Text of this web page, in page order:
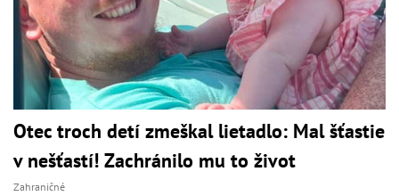
Otec troch detí zmeškal lietadlo: Mal šťastie
v nešťastí! Zachránilo mu to život
Zahraničné